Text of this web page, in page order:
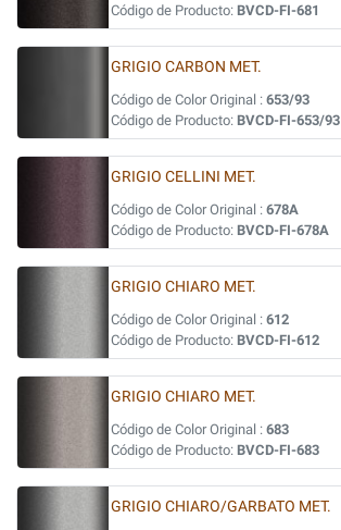
Código de Producto: BVCD-FI-681
GRIGIO CARBON MET.
Código de Color Original : 653/93
Código de Producto: BVCD-FI-653/93
GRIGIO CELLINI MET.
Código de Color Original : 678A
Código de Producto: BVCD-FI-678A
GRIGIO CHIARO MET.
Código de Color Original : 612
Código de Producto: BVCD-FI-612
GRIGIO CHIARO MET.
Código de Color Original : 683
Código de Producto: BVCD-FI-683
GRIGIO CHIARO/GARBATO MET.